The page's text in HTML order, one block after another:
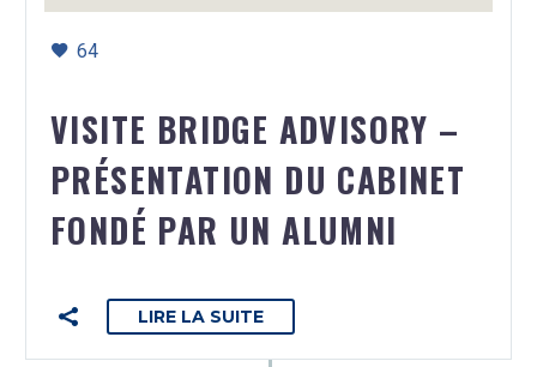
64
VISITE BRIDGE ADVISORY –
PRÉSENTATION DU CABINET
FONDÉ PAR UN ALUMNI
LIRE LA SUITE